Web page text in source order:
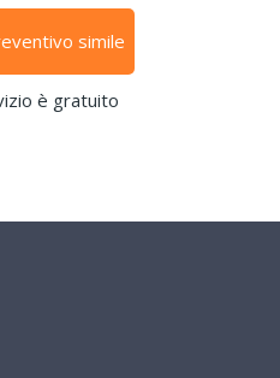
simile
è gratuito